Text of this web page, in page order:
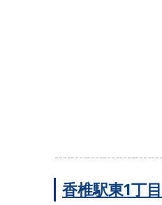
香椎駅東1丁